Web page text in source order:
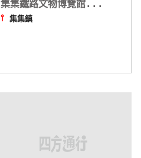
集集鐵路文物博覽館...
⫯ 集集鎮